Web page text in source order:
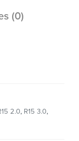
(0)
2.0, R15 3.0,